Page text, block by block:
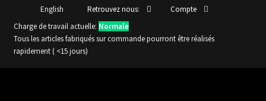
English Retrouvez nous:
Compte
Charge de travail actuelle: Normale
Tous les articles fabriqués sur commande pourront être réalisés
rapidement ( <15 jours)